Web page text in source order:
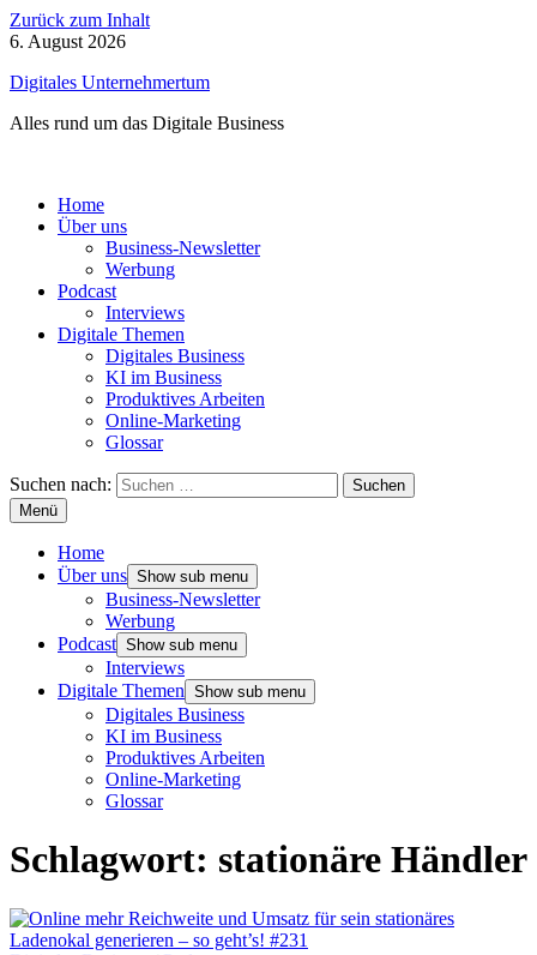
Zurück zum Inhalt
6. August 2026
Digitales Unternehmertum
Alles rund um das Digitale Business
Home
Über uns
Business-Newsletter
Werbung
Podcast
Interviews
Digitale Themen
Digitales Business
KI im Business
Produktives Arbeiten
Online-Marketing
Glossar
Suchen nach:
Menü
Home
Über uns Show sub menu
Business-Newsletter
Werbung
Podcast Show sub menu
Interviews
Digitale Themen Show sub menu
Digitales Business
KI im Business
Produktives Arbeiten
Online-Marketing
Glossar
Schlagwort: stationäre Händler